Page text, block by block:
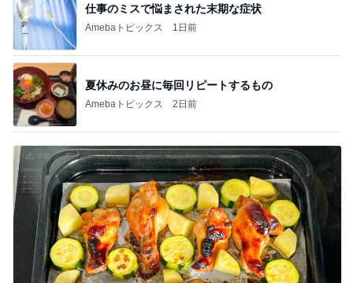
仕事のミスで悩まされた末期な症状
Amebaトピックス 1日前
夏休みのお昼に毎回リピートするもの
Amebaトピックス 2日前